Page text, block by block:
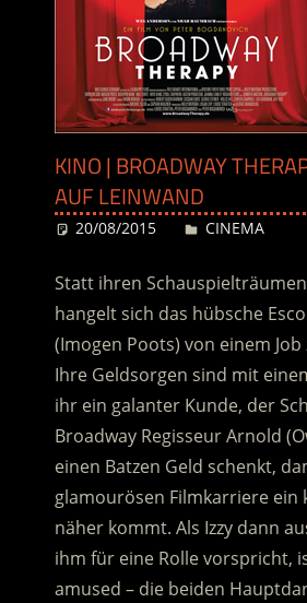
KINO | BROADWAY
AUF LEINWAND
20/08/2015 Desiree
CINEMA
Statt ihren
hangelt sich das hübsche
(Imogen Poots) von einem
Ihre Geldsorgen sind mit
ihr ein galanter Kunde, der
Broadway Regisseur Arnold
einen Batzen Geld schenkt,
glamourösen Filmkarriere ein
näher kommt. Als Izzy dann
ihm für eine Rolle vorspricht,
amused – die beiden